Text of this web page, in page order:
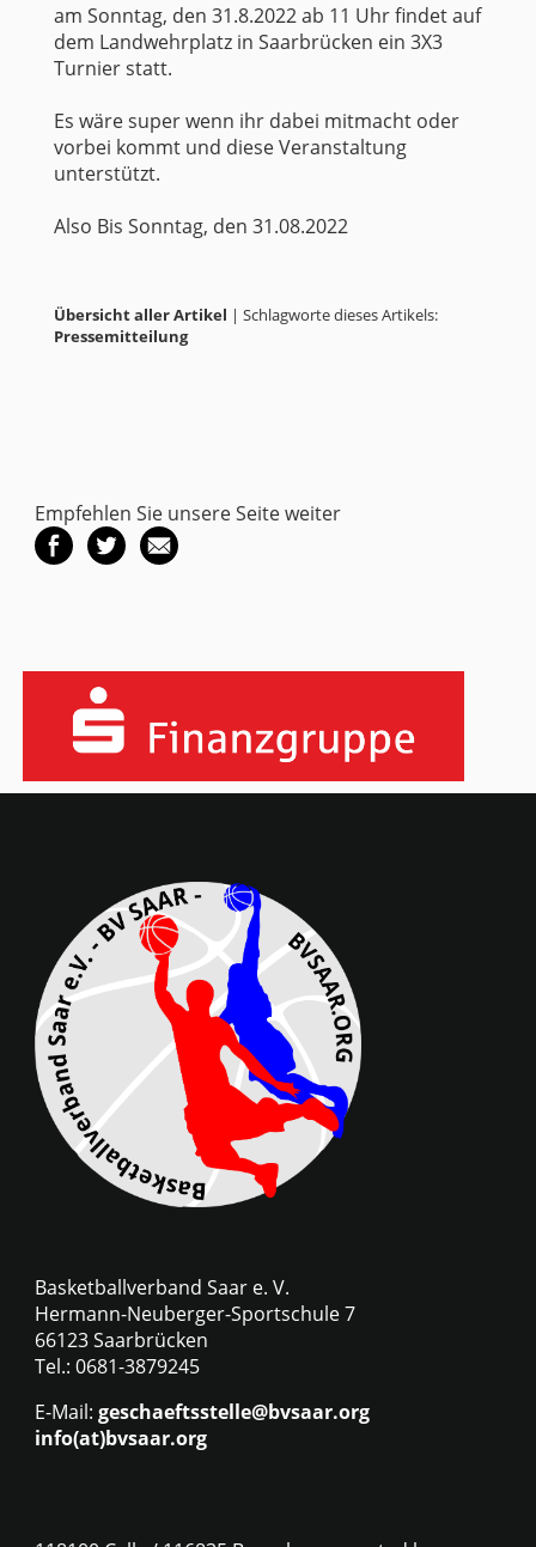
am Sonntag, den 31.8.2022 ab 11 Uhr findet auf
dem Landwehrplatz in Saarbrücken ein 3X3
Turnier statt.
Es wäre super wenn ihr dabei mitmacht oder
vorbei kommt und diese Veranstaltung
unterstützt.
Also Bis Sonntag, den 31.08.2022
Übersicht aller Artikel | Schlagworte dieses Artikels:
Pressemitteilung
Empfehlen Sie unsere Seite weiter
Basketballverband Saar e. V.
Hermann-Neuberger-Sportschule 7
66123 Saarbrücken
Tel.: 0681-3879245
E-Mail: geschaeftsstelle@bvsaar.org
info(at)bvsaar.org